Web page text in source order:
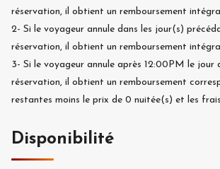
réservation, il obtient un remboursement
2- Si le voyageur annule dans les jour(s)
réservation, il obtient un remboursement
3- Si le voyageur annule après 12:00PM le jour
réservation, il obtient un remboursement
restantes moins le prix de 0 nuitée(s) et les
Disponibilité